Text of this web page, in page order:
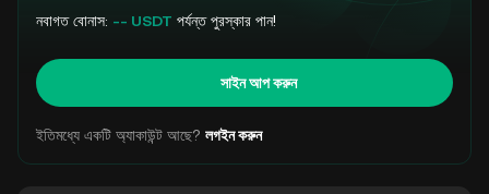
নবাগত বোনাস: -- USDT পর্যন্ত পুরস্কার পান!
সাইন আপ করুন
ইতিমধ্যে একটি অ্যাকাউন্ট আছে? লগইন করুন